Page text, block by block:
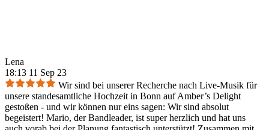
Lena
18:13 11 Sep 23
Wir sind bei unserer Recherche nach Live-Musik für
unsere standesamtliche Hochzeit in Bonn auf Amber’s Delight
gestoßen - und wir können nur eins sagen: Wir sind absolut
begeistert! Mario, der Bandleader, ist super herzlich und hat uns